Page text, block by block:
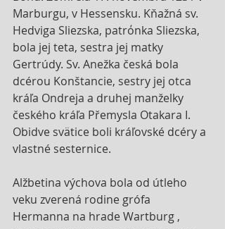
Marburgu, v Hessensku. Kňažná sv.
Hedviga Sliezska, patrόnka Sliezska,
bola jej teta, sestra jej matky
Gertrúdy. Sv. Anežka česká bola
dcérou Konštancie, sestry jej otca
kráľa Ondreja a druhej manželky
českého kráľa Přemysla Otakara I.
Obidve svätice boli kráľovské dcéry a
vlastné sesternice.
Alžbetina výchova bola od útleho
veku zverená rodine grófa
Hermanna na hrade Wartburg ,